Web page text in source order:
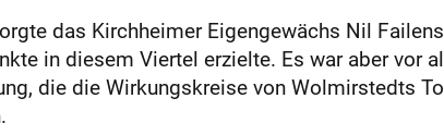
das Kirchheimer Eigengewächs Nil
in diesem Viertel erzielte. Es war aber vor
die die Wirkungskreise von Wolmirstedts